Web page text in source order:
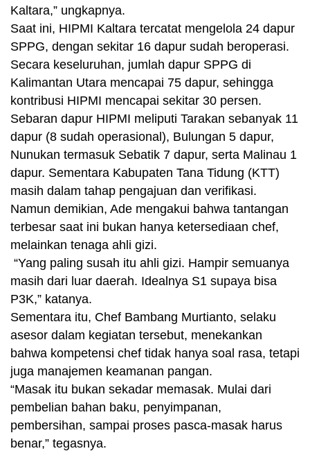
Kaltara,” ungkapnya.
Saat ini, HIPMI Kaltara tercatat mengelola 24 dapur
SPPG, dengan sekitar 16 dapur sudah beroperasi.
Secara keseluruhan, jumlah dapur SPPG di
Kalimantan Utara mencapai 75 dapur, sehingga
kontribusi HIPMI mencapai sekitar 30 persen.
Sebaran dapur HIPMI meliputi Tarakan sebanyak 11
dapur (8 sudah operasional), Bulungan 5 dapur,
Nunukan termasuk Sebatik 7 dapur, serta Malinau 1
dapur. Sementara Kabupaten Tana Tidung (KTT)
masih dalam tahap pengajuan dan verifikasi.
Namun demikian, Ade mengakui bahwa tantangan
terbesar saat ini bukan hanya ketersediaan chef,
melainkan tenaga ahli gizi.
“Yang paling susah itu ahli gizi. Hampir semuanya
masih dari luar daerah. Idealnya S1 supaya bisa
P3K,” katanya.
Sementara itu, Chef Bambang Murtianto, selaku
asesor dalam kegiatan tersebut, menekankan
bahwa kompetensi chef tidak hanya soal rasa, tetapi
juga manajemen keamanan pangan.
“Masak itu bukan sekadar memasak. Mulai dari
pembelian bahan baku, penyimpanan,
pembersihan, sampai proses pasca-masak harus
benar,” tegasnya.